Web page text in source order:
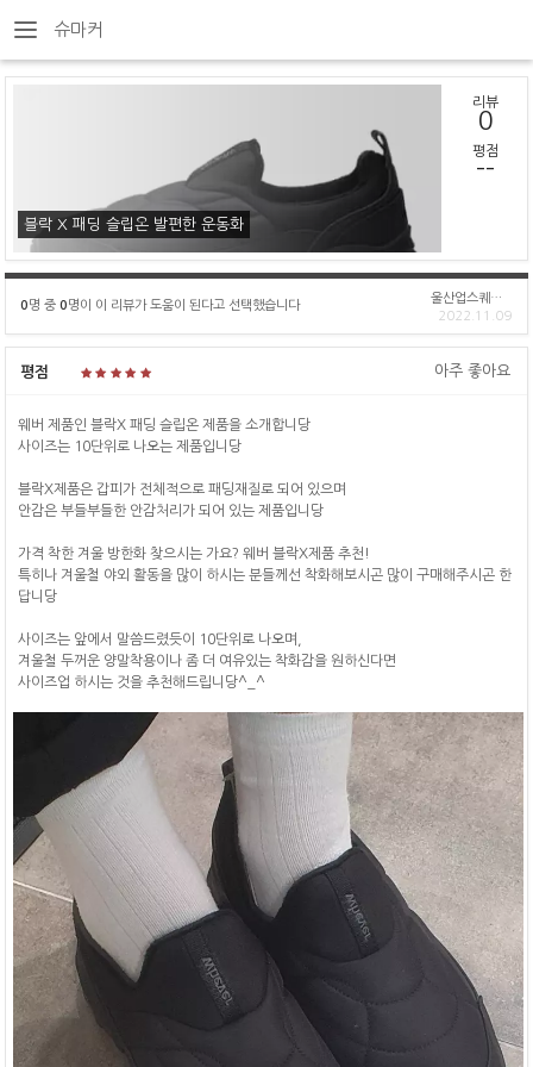
슈마커
블락 X 패딩 슬립온 발편한 운동화
리뷰
0
평점
--
0명 중 0명이 이 리뷰가 도움이 된다고 선택했습니다
울산업스퀘어점(직)
2022.11.09
평점 아주 좋아요
웨버 제품인 블락X 패딩 슬립온 제품을 소개합니당
사이즈는 10단위로 나오는 제품입니당
블락X제품은 갑피가 전체적으로 패딩재질로 되어 있으며
안감은 부들부들한 안감처리가 되어 있는 제품입니당
가격 착한 겨울 방한화 찾으시는 가요? 웨버 블락X제품 추천!
특히나 겨울철 야외 활동을 많이 하시는 분들께선 착화해보시곤 많이 구매해주시곤 한
답니당
사이즈는 앞에서 말씀드렸듯이 10단위로 나오며,
겨울철 두꺼운 양말착용이나 좀 더 여유있는 착화감을 원하신다면
사이즈업 하시는 것을 추천해드립니당^_^